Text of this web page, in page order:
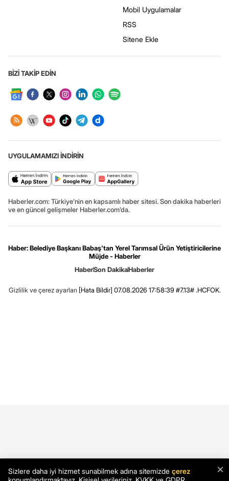
Mobil Uygulamalar
RSS
Sitene Ekle
BİZİ TAKİP EDİN
UYGULAMAMIZI İNDİRİN
Haberler.com: Türkiye’nin en kapsamlı haber sitesi. Son dakika haberleri
ve en güncel gelişmeler Haberler.com’da.
Haber: Belediye Başkanı Babaş'tan Yerel Tarımsal Ürün Yetiştiricilerine
Müjde - Haberler
HaberSon DakikaHaberler
Gizlilik ve çerez ayarları [Hata Bildir] 07.08.2026 17:58:39 #7.13# .HCFOK.
×
Sizlere daha iyi hizmet sunabilmek adına sitemizde çerez